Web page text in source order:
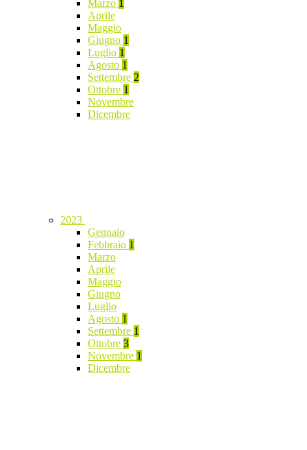
Marzo 1
Aprile
Maggio
Giugno 1
Luglio 1
Agosto 1
Settembre 2
Ottobre 1
Novembre
Dicembre
2023
Gennaio
Febbraio 1
Marzo
Aprile
Maggio
Giugno
Luglio
Agosto 1
Settembre 1
Ottobre 3
Novembre 1
Dicembre